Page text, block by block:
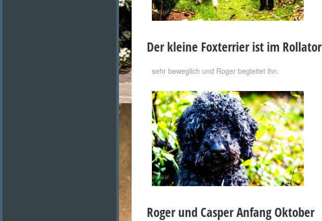
Der kleine Foxterrier ist im Rollator
sehr beweglich und Roger begleitet ihn.
Roger und Casper Anfang Oktober